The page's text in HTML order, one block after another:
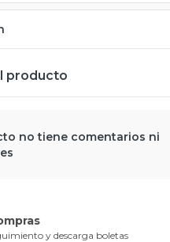
producto
no tiene comentarios ni
y descarga boletas